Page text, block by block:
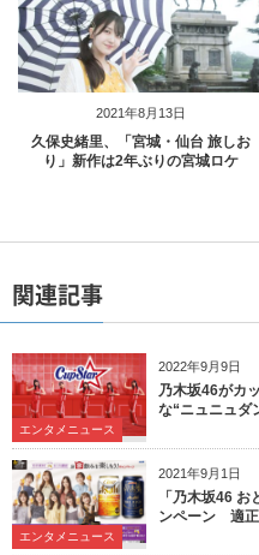
2021年8月13日
久保史緒里、「宮城・仙台 旅しお
り」新作は2年ぶりの宮城ロケ
関連記事
2022年9月9日
エンタメニュース
乃木坂46がカ
な“ニュニュダ
2021年9月1日
エンタメニュース
「乃木坂46
ンペーン 適正